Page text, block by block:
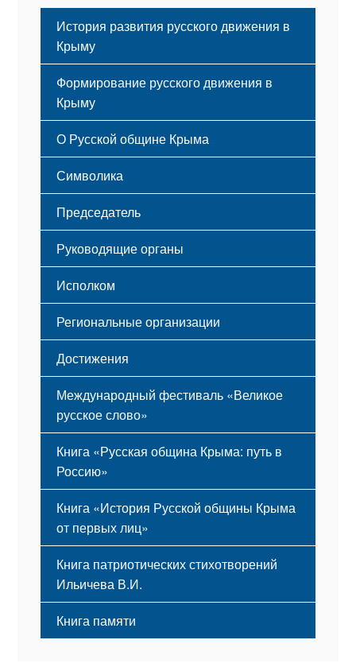
История развития русского движения в
Крыму
Формирование русского движения в
Крыму
Русский Крым
О Русской общине Крыма
Этапы становления
Принципы деятельности
Структура
Мероприятия
Символика
Флаг
Герб
Гимн
Председатель
Руководящие органы
Исполком
Региональные организации
Достижения
Международный фестиваль «Великое
русское слово»
Книга «Русская община Крыма: путь в
Россию»
Книга «История Русской общины Крыма
от первых лиц»
Книга патриотических стихотворений
Ильичева В.И.
Книга памяти